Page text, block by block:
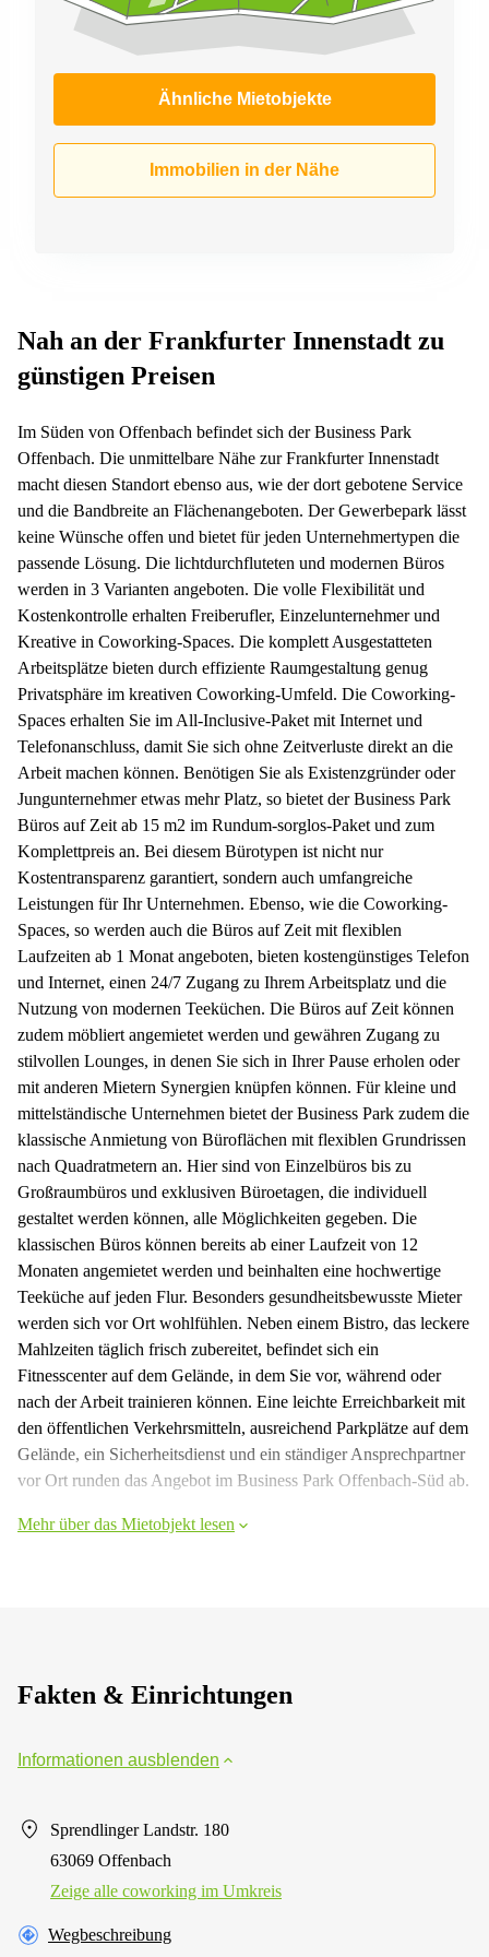
Ähnliche Mietobjekte
Immobilien in der Nähe
Nah an der Frankfurter Innenstadt zu
günstigen Preisen
Im Süden von Offenbach befindet sich der Business Park
Offenbach. Die unmittelbare Nähe zur Frankfurter Innenstadt
macht diesen Standort ebenso aus, wie der dort gebotene Service
und die Bandbreite an Flächenangeboten. Der Gewerbepark lässt
keine Wünsche offen und bietet für jeden Unternehmertypen die
passende Lösung. Die lichtdurchfluteten und modernen Büros
werden in 3 Varianten angeboten. Die volle Flexibilität und
Kostenkontrolle erhalten Freiberufler, Einzelunternehmer und
Kreative in Coworking-Spaces. Die komplett Ausgestatteten
Arbeitsplätze bieten durch effiziente Raumgestaltung genug
Privatsphäre im kreativen Coworking-Umfeld. Die Coworking-
Spaces erhalten Sie im All-Inclusive-Paket mit Internet und
Telefonanschluss, damit Sie sich ohne Zeitverluste direkt an die
Arbeit machen können. Benötigen Sie als Existenzgründer oder
Jungunternehmer etwas mehr Platz, so bietet der Business Park
Büros auf Zeit ab 15 m2 im Rundum-sorglos-Paket und zum
Komplettpreis an. Bei diesem Bürotypen ist nicht nur
Kostentransparenz garantiert, sondern auch umfangreiche
Leistungen für Ihr Unternehmen. Ebenso, wie die Coworking-
Spaces, so werden auch die Büros auf Zeit mit flexiblen
Laufzeiten ab 1 Monat angeboten, bieten kostengünstiges Telefon
und Internet, einen 24/7 Zugang zu Ihrem Arbeitsplatz und die
Nutzung von modernen Teeküchen. Die Büros auf Zeit können
zudem möbliert angemietet werden und gewähren Zugang zu
stilvollen Lounges, in denen Sie sich in Ihrer Pause erholen oder
mit anderen Mietern Synergien knüpfen können. Für kleine und
mittelständische Unternehmen bietet der Business Park zudem die
klassische Anmietung von Büroflächen mit flexiblen Grundrissen
nach Quadratmetern an. Hier sind von Einzelbüros bis zu
Großraumbüros und exklusiven Büroetagen, die individuell
gestaltet werden können, alle Möglichkeiten gegeben. Die
klassischen Büros können bereits ab einer Laufzeit von 12
Monaten angemietet werden und beinhalten eine hochwertige
Teeküche auf jeden Flur. Besonders gesundheitsbewusste Mieter
werden sich vor Ort wohlfühlen. Neben einem Bistro, das leckere
Mahlzeiten täglich frisch zubereitet, befindet sich ein
Fitnesscenter auf dem Gelände, in dem Sie vor, während oder
nach der Arbeit trainieren können. Eine leichte Erreichbarkeit mit
den öffentlichen Verkehrsmitteln, ausreichend Parkplätze auf dem
Gelände, ein Sicherheitsdienst und ein ständiger Ansprechpartner
vor Ort runden das Angebot im Business Park Offenbach-Süd ab.
Mehr über das Mietobjekt lesen
Fakten & Einrichtungen
Informationen ausblenden
Sprendlinger Landstr. 180
63069 Offenbach
Zeige alle сoworking im Umkreis
Wegbeschreibung